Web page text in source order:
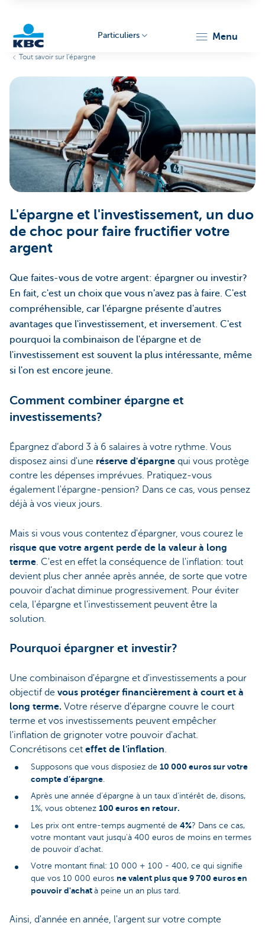
Particuliers menu
Tout savoir sur l'épargne
L'épargne et l'investissement, un duo
de choc pour faire fructifier votre
argent
Que faites-vous de votre argent: épargner ou investir?
En fait, c'est un choix que vous n'avez pas à faire. C'est
compréhensible, car l'épargne présente d'autres
avantages que l'investissement, et inversement. C'est
pourquoi la combinaison de l'épargne et de
l'investissement est souvent la plus intéressante, même
si l'on est encore jeune.
Comment combiner épargne et
investissements?
Épargnez d’abord 3 à 6 salaires à votre rythme. Vous
disposez ainsi d'une réserve d'épargne qui vous protège
contre les dépenses imprévues. Pratiquez-vous
également l'épargne-pension? Dans ce cas, vous pensez
déjà à vos vieux jours.
Mais si vous vous contentez d'épargner, vous courez le
risque que votre argent perde de la valeur à long
terme. C'est en effet la conséquence de l'inflation: tout
devient plus cher année après année, de sorte que votre
pouvoir d’achat diminue progressivement. Pour éviter
cela, l'épargne et l'investissement peuvent être la
solution.
Pourquoi épargner et investir?
Une combinaison d'épargne et d'investissements a pour
objectif de vous protéger financièrement à court et à
long terme. Votre réserve d’épargne couvre le court
terme et vos investissements peuvent empêcher
l'inflation de grignoter votre pouvoir d'achat.
Concrétisons cet effet de l'inflation.
Supposons que vous disposiez de 10 000 euros sur votre
compte d’épargne
Après une année d'épargne à un taux d'intérêt de, disons,
1%, vous obtenez 100 euros en retour.
Les prix ont entre-temps augmenté de 4%? Dans ce cas,
votre montant vaut jusqu'à 400 euros de moins en termes
de pouvoir d'achat.
Votre montant final: 10 000 + 100 - 400, ce qui signifie
que vos 10 000 euros ne valent plus que 9 700 euros en
pouvoir d'achat à peine un an plus tard.
Ainsi, d'année en année, l'argent sur votre compte